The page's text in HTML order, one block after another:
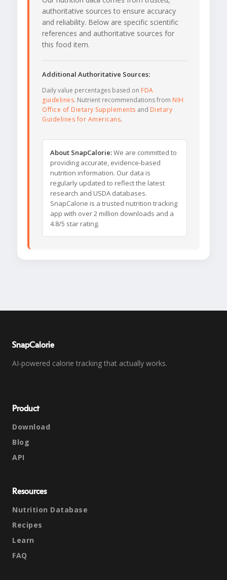
authoritative sources to ensure accuracy
and reliability. Below are specific scientific
references and authoritative sources for
this food item.
Additional Authoritative Sources:
Daily value percentages based on FDA
guidelines. Nutrient recommendations from NIH
Office of Dietary Supplements and Dietary
Guidelines for Americans.
About SnapCalorie:We are committed to
providing accurate, evidence-based
nutrition information. Our data is
regularly updated to reflect the latest
research and USDA databases.
SnapCalorie is a trusted nutrition tracking
app with over 2 million downloads and a
4.8/5 star rating.
SnapCalorie
AI-powered calorie tracking that actually works.
Product
Download
Blog
API
Resources
Nutrition Database
Recipes
Learn
FAQ